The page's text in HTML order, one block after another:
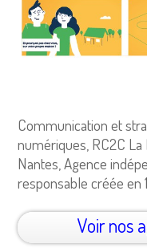
Communication et
numériques, RC2C
Nantes, Agence
responsable créée en
Voir nos